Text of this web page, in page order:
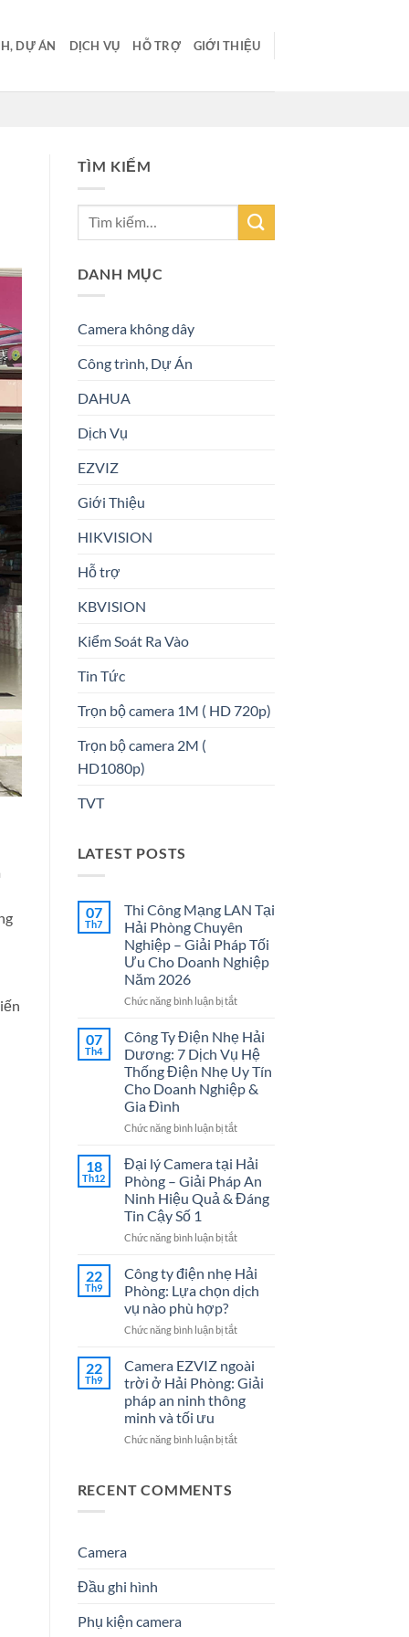
DỰ ÁN DỊCH VỤ HỖ TRỢ GIỚI THIỆU
TÌM KIẾM
DANH MỤC
Camera không dây
Công trình, Dự Án
DAHUA
Dịch Vụ
EZVIZ
Giới Thiệu
HIKVISION
Hỗ trợ
KBVISION
Kiểm Soát Ra Vào
Tin Tức
Trọn bộ camera 1M ( HD 720p)
Trọn bộ camera 2M (
HD1080p)
TVT
LATEST POSTS
07
Th7
Thi Công Mạng LAN Tại
Hải Phòng Chuyên
Nghiệp – Giải Pháp Tối
Ưu Cho Doanh Nghiệp
Năm 2026
Chức năng bình luận bị tắtở
Công
Mạng
LAN
Tại
Hải
Chuyên
Giải
Pháp
Tối
Năm
2026
07
Th4
Công Ty Điện Nhẹ Hải
Dương: 7 Dịch Vụ Hệ
Thống Điện Nhẹ Uy Tín
Cho Doanh Nghiệp &
Gia Đình
Chức năng bình luận bị tắtở
Ty
Điện
Nhẹ
Hải
7
Vụ
Hệ
Thống
Nhẹ
Tín
Cho
Doanh
Nghiệp
Gia
18
Th12
Đại lý Camera tại Hải
Phòng – Giải Pháp An
Ninh Hiệu Quả & Đáng
Tin Cậy Số 1
Chức năng bình luận bị tắtở
lý
Camera
tại
Phòng
Giải
Pháp
An
Ninh
Quả
22
Th9
Công ty điện nhẹ Hải
Phòng: Lựa chọn dịch
vụ nào phù hợp?
Chức năng bình luận bị tắtở
điện
nhẹ
Hải
Lựa
22
Th9
Camera EZVIZ ngoài
trời ở Hải Phòng: Giải
pháp an ninh thông
minh và tối ưu
Chức năng bình luận bị tắtở
RECENT COMMENTS
Camera
Đầu ghi hình
Phụ kiện camera